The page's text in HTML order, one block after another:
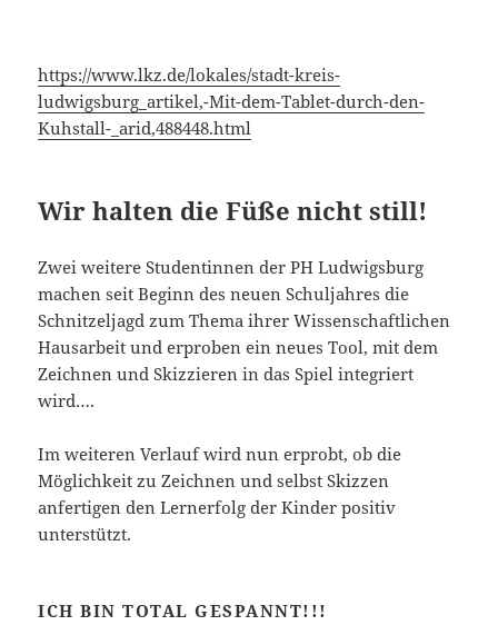
https://www.lkz.de/lokales/stadt-kreis-
ludwigsburg_artikel,-Mit-dem-Tablet-durch-den-
Kuhstall-_arid,488448.html
Wir halten die Füße nicht still!
Zwei weitere Studentinnen der PH Ludwigsburg
machen seit Beginn des neuen Schuljahres die
Schnitzeljagd zum Thema ihrer Wissenschaftlichen
Hausarbeit und erproben ein neues Tool, mit dem
Zeichnen und Skizzieren in das Spiel integriert
wird….
Im weiteren Verlauf wird nun erprobt, ob die
Möglichkeit zu Zeichnen und selbst Skizzen
anfertigen den Lernerfolg der Kinder positiv
unterstützt.
ICH BIN TOTAL GESPANNT!!!